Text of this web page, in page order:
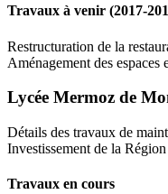
Travaux à venir (2017-
Restructuration de la
Aménagement des
Lycée Mermoz de
Détails des travaux de
Investissement de la
Travaux en cours